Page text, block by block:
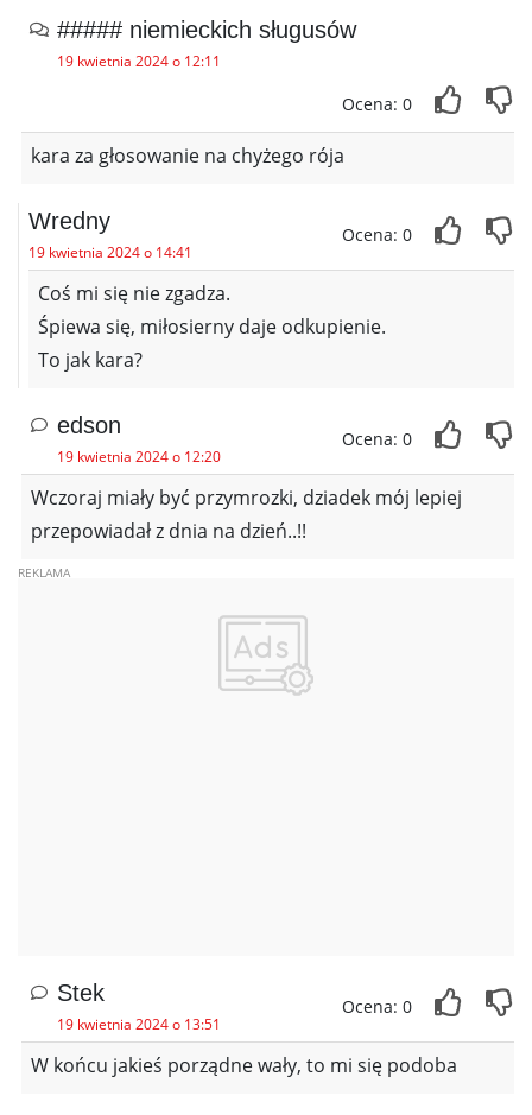
##### niemieckich sługusów
19 kwietnia 2024 o 12:11
Ocena: 0
kara za głosowanie na chyżego rója
Wredny
19 kwietnia 2024 o 14:41
Ocena: 0
Coś mi się nie zgadza.
Śpiewa się, miłosierny daje odkupienie.
To jak kara?
edson
19 kwietnia 2024 o 12:20
Ocena: 0
Wczoraj miały być przymrozki, dziadek mój lepiej
przepowiadał z dnia na dzień..!!
Stek
19 kwietnia 2024 o 13:51
Ocena: 0
W końcu jakieś porządne wały, to mi się podoba